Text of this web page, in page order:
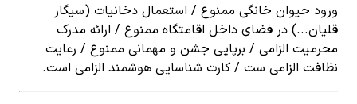
ورود حیوان خانگی ممنوع / استعمال دخانیات (سیگار
قلیان...) در فضای داخل اقامتگاه ممنوع / ارائه مدرک
محرمیت الزامی / برپایی جشن و مهمانی ممنوع / رعایت
نظافت الزامی ست / کارت شناسایی هوشمند الزامی است.